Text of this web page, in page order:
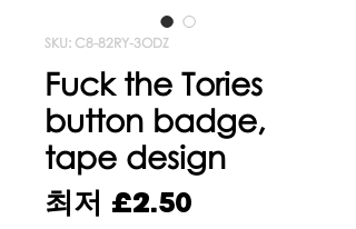
SKU: C8-82RY-3ODZ
Fuck the Tories
button badge,
tape design
최저 £2.50